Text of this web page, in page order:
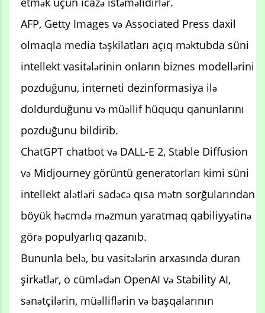
AFP, Getty Images və Associated Press daxil
olmaqla media təşkilatları açıq məktubda süni
intellekt vasitələrinin onların biznes modellərini
pozduğunu, interneti dezinformasiya ilə
doldurduğunu və müəllif hüququ qanunlarını
pozduğunu bildirib.
ChatGPT chatbot və DALL-E 2, Stable Diffusion
və Midjourney görüntü generatorları kimi süni
intellekt alətləri sadəcə qısa mətn sorğularından
böyük həcmdə məzmun yaratmaq qabiliyyətinə
görə populyarlıq qazanıb.
Bununla belə, bu vasitələrin arxasında duran
şirkətlər, o cümlədən OpenAI və Stability AI,
sənətçilərin, müəlliflərin və başqalarının